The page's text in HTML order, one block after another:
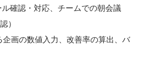
確認・対応、チームでの朝会議
）
企画の数値入力、改善率の算出、バ